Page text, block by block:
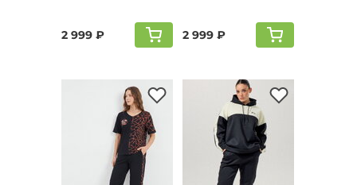
2 999 ₽ 2 999 ₽